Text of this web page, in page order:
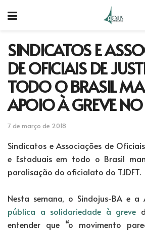
SINDICATOS E
DE OFICIAIS DE
TODO O BRASIL
APOIO À GREVE NO
7 de março de 2018
Sindicatos e Associações de
e Estaduais em todo o Brasil
paralisação do oficialato do TJDFT.
Nesta semana, o Sindojus-BA e a
pública a solidariedade à greve
entender que “o movimento